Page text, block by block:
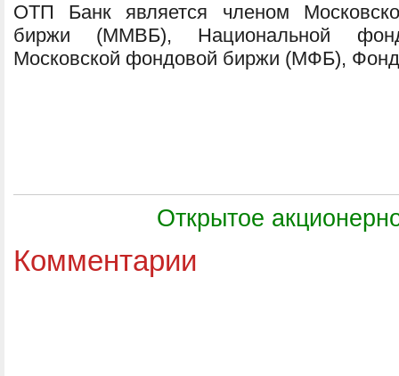
ОТП Банк является членом
биржи (ММВБ), Национальной
Московской фондовой биржи (МФБ),
Открытое
Комментарии